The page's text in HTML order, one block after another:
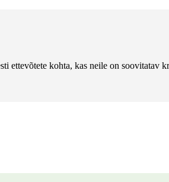
ettevõtete kohta, kas neile on